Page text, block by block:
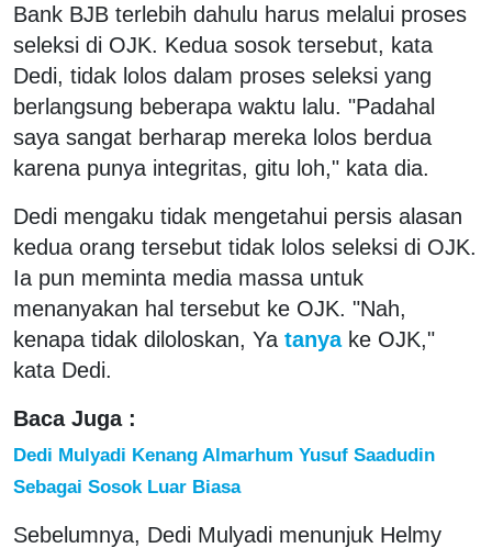
Bank BJB terlebih dahulu harus melalui proses
seleksi di OJK. Kedua sosok tersebut, kata
Dedi, tidak lolos dalam proses seleksi yang
berlangsung beberapa waktu lalu. "Padahal
saya sangat berharap mereka lolos berdua
karena punya integritas, gitu loh," kata dia.
Dedi mengaku tidak mengetahui persis alasan
kedua orang tersebut tidak lolos seleksi di OJK.
Ia pun meminta media massa untuk
menanyakan hal tersebut ke OJK. "Nah,
kenapa tidak diloloskan, Ya tanya ke OJK,"
kata Dedi.
Baca Juga :
Dedi Mulyadi Kenang Almarhum Yusuf Saadudin
Sebagai Sosok Luar Biasa
Sebelumnya, Dedi Mulyadi menunjuk Helmy